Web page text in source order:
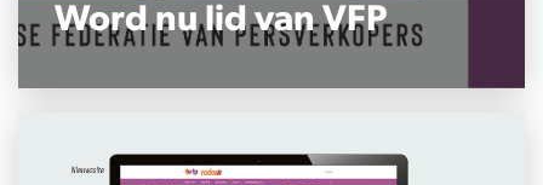
Word nu lid van VFP